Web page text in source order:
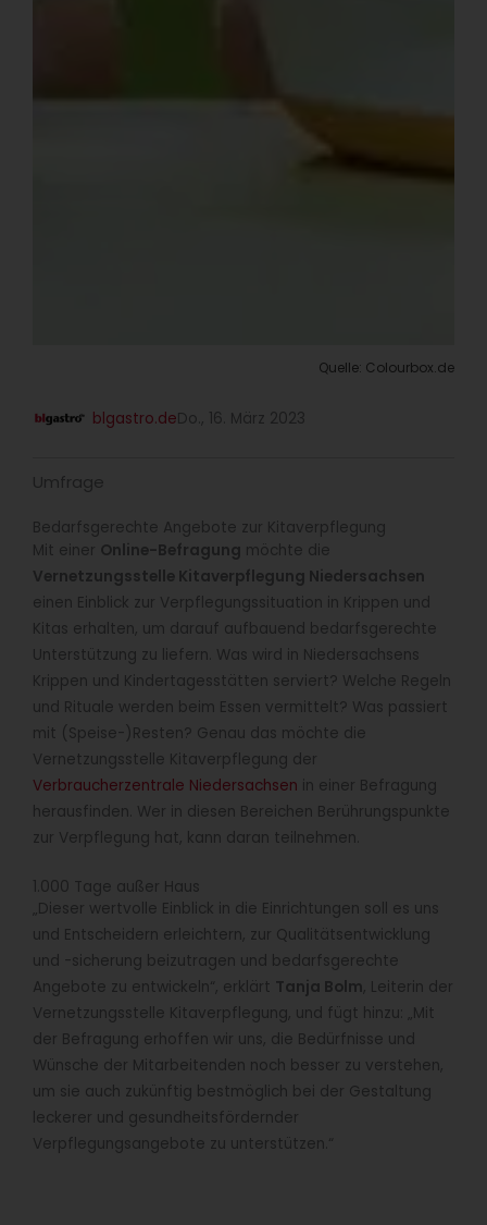
Quelle: Colourbox.de
blgastro.deDo., 16. März 2023
Umfrage
Bedarfsgerechte Angebote zur Kitaverpflegung
Mit einer Online-Befragung möchte die
Vernetzungsstelle Kitaverpflegung Niedersachsen
einen Einblick zur Verpflegungssituation in Krippen und
Kitas erhalten, um darauf aufbauend bedarfsgerechte
Unterstützung zu liefern. Was wird in Niedersachsens
Krippen und Kindertagesstätten serviert? Welche Regeln
und Rituale werden beim Essen vermittelt? Was passiert
mit (Speise-)Resten? Genau das möchte die
Vernetzungsstelle Kitaverpflegung der
Verbraucherzentrale Niedersachsen in einer Befragung
herausfinden. Wer in diesen Bereichen Berührungspunkte
zur Verpflegung hat, kann daran teilnehmen.
1.000 Tage außer Haus
„Dieser wertvolle Einblick in die Einrichtungen soll es uns
und Entscheidern erleichtern, zur Qualitätsentwicklung
und -sicherung beizutragen und bedarfsgerechte
Angebote zu entwickeln“, erklärt Tanja Bolm, Leiterin der
Vernetzungsstelle Kitaverpflegung, und fügt hinzu: „Mit
der Befragung erhoffen wir uns, die Bedürfnisse und
Wünsche der Mitarbeitenden noch besser zu verstehen,
um sie auch zukünftig bestmöglich bei der Gestaltung
leckerer und gesundheitsfördernder
Verpflegungsangebote zu unterstützen.“